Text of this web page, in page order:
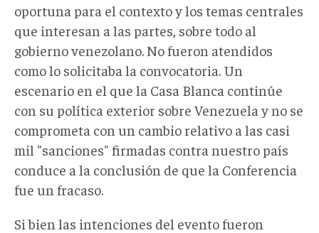
oportuna para el contexto y los temas centrales
que interesan a las partes, sobre todo al
gobierno venezolano. No fueron atendidos
como lo solicitaba la convocatoria. Un
escenario en el que la Casa Blanca continúe
con su política exterior sobre Venezuela y no se
comprometa con un cambio relativo a las casi
mil "sanciones" firmadas contra nuestro país
conduce a la conclusión de que la Conferencia
fue un fracaso.
Si bien las intenciones del evento fueron